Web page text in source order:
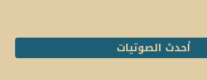
أحدث الصوتيات